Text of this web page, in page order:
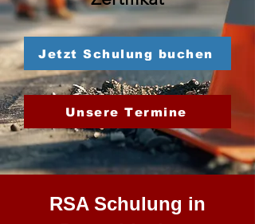
Jetzt Schulung buchen
Unsere Termine
RSA Schulung in